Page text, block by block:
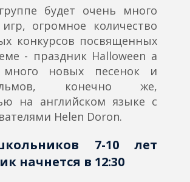
будет очень много
огромное количество
конкурсов посвященных
- праздник Halloween а
новых песенок и
конечно же,
на английском языке с
Helen Doron.
7-10 лет
начнется в 12:30